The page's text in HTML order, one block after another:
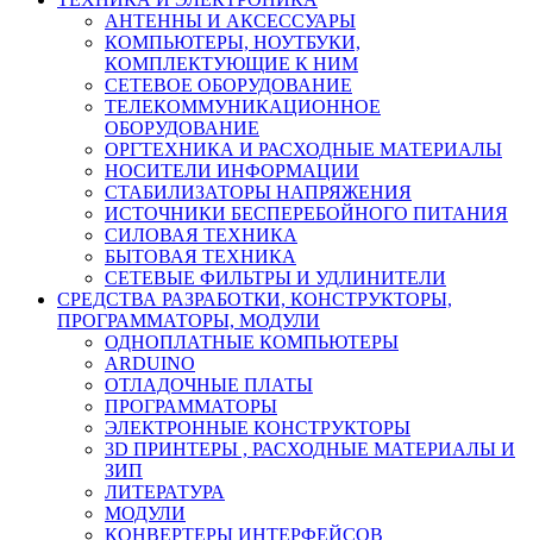
АНТЕННЫ И АКСЕССУАРЫ
КОМПЬЮТЕРЫ, НОУТБУКИ,
КОМПЛЕКТУЮЩИЕ К НИМ
СЕТЕВОЕ ОБОРУДОВАНИЕ
ТЕЛЕКОММУНИКАЦИОННОЕ
ОБОРУДОВАНИЕ
ОРГТЕХНИКА И РАСХОДНЫЕ МАТЕРИАЛЫ
НОСИТЕЛИ ИНФОРМАЦИИ
СТАБИЛИЗАТОРЫ НАПРЯЖЕНИЯ
ИСТОЧНИКИ БЕСПЕРЕБОЙНОГО ПИТАНИЯ
СИЛОВАЯ ТЕХНИКА
БЫТОВАЯ ТЕХНИКА
СЕТЕВЫЕ ФИЛЬТРЫ И УДЛИНИТЕЛИ
СРЕДСТВА РАЗРАБОТКИ, КОНСТРУКТОРЫ,
ПРОГРАММАТОРЫ, МОДУЛИ
ОДНОПЛАТНЫЕ КОМПЬЮТЕРЫ
ARDUINO
ОТЛАДОЧНЫЕ ПЛАТЫ
ПРОГРАММАТОРЫ
ЭЛЕКТРОННЫЕ КОНСТРУКТОРЫ
3D ПРИНТЕРЫ , РАСХОДНЫЕ МАТЕРИАЛЫ И
ЗИП
ЛИТЕРАТУРА
МОДУЛИ
КОНВЕРТЕРЫ ИНТЕРФЕЙСОВ